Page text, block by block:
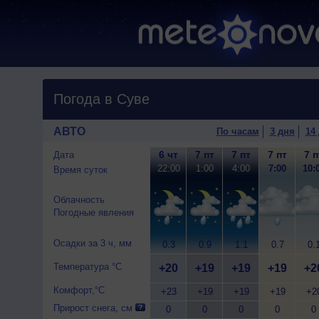
Погода в Суве
АВТО По часам 3 дня 14
Дата
Время суток
Облачность
Погодные явления
Осадки за 3 ч, мм
Температура °C
Комфорт,°C
Прирост снега, см
6 чт
22:00
0.3
+20
+23
0
7 пт
1:00
0.9
+19
+19
0
7 пт
4:00
1.1
+19
+19
0
7 пт
7:00
0.7
+19
+19
0
7
0